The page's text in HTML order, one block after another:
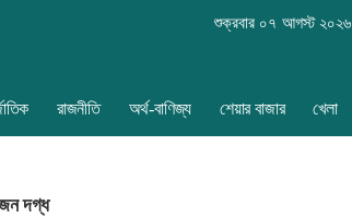
শুক্রবার ০৭ আগস্ট ২০২৬
রাজনীতি অর্থ-বাণিজ্য শেয়ার বাজার খেলা
দগ্ধ